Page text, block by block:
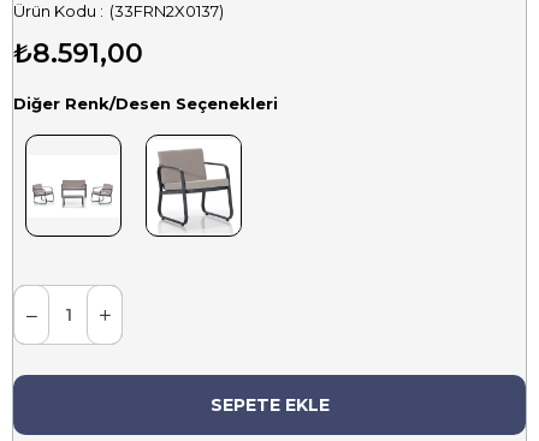
(33FRN2X0137)
₺8.591,00
Diğer Renk/Desen Seçenekleri